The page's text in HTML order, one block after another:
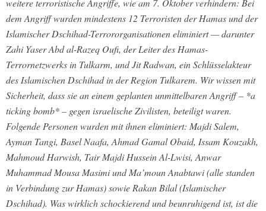
dem Angriff wurden mindestens 12 Terroristen der Hamas und der
Islamischer Dschihad-Terrororganisationen eliminiert — darunter
Zahi Yaser Abd al-Razeq Oufi, der Leiter des Hamas-
Terrornetzwerks in Tulkarm, und Jit Radwan, ein Schlüsselakteur
des Islamischen Dschihad in der Region Tulkarem. Wir wissen mit
Sicherheit, dass sie an einem geplanten unmittelbaren Angriff – *a
ticking bomb* – gegen israelische Zivilisten, beteiligt waren.
Folgende Personen wurden mit ihnen eliminiert: Majdi Salem,
Ayman Tangi, Basel Naafa, Ahmad Gamal Obaid, Issam Kouzakh,
Mahmoud Harwish, Tair Majdi Hussein Al-Lwisi, Anwar
Muhammad Mousa Masimi und Ma’moun Anabtawi (alle standen
in Verbindung zur Hamas) sowie Rakan Bilal (Islamischer
Dschihad). Was wirklich schockierend und beunruhigend ist, ist die